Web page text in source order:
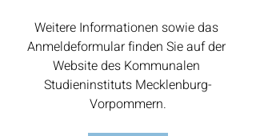
Weitere Informationen sowie das
Anmeldeformular finden Sie auf der
Website des Kommunalen
Studieninstituts Mecklenburg-
Vorpommern.